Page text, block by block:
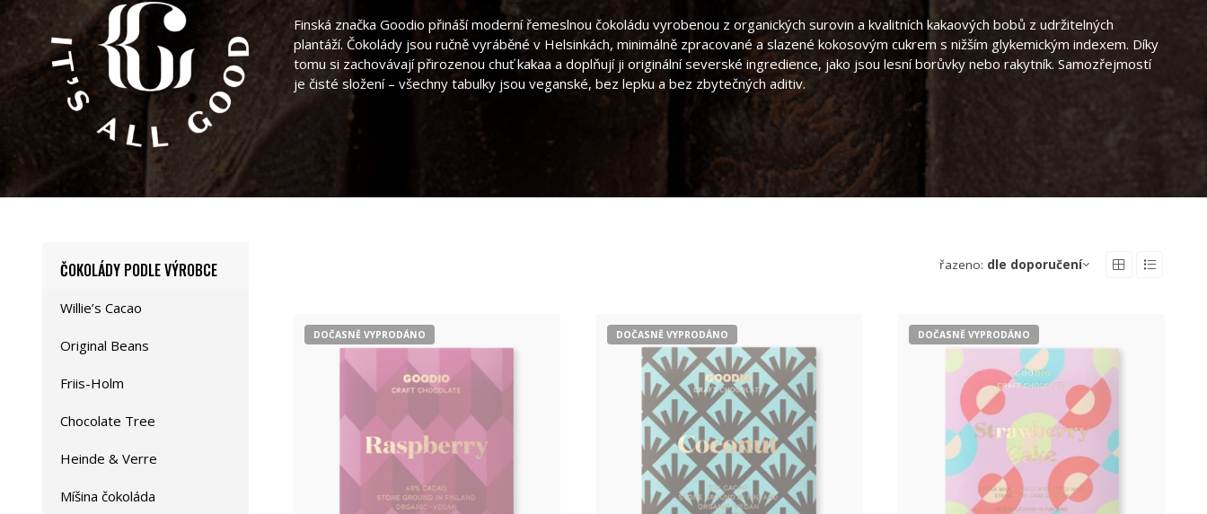
Finská značka Goodio přináší moderní řemeslnou čokoládu vyrobenou z organických surovin a kvalitních kakaových bobů z udržitelných
plantáží. Čokolády jsou ručně vyráběné v Helsinkách, minimálně zpracované a slazené kokosovým cukrem s nižším glykemickým indexem. Díky
tomu si zachovávají přirozenou chuť kakaa a doplňují ji originální severské ingredience, jako jsou lesní borůvky nebo rakytník. Samozřejmostí
je čisté složení – všechny tabulky jsou veganské, bez lepku a bez zbytečných aditiv.
řazeno: dle doporučení
DOČASNĚ VYPRODÁNO DOČASNĚ VYPRODÁNO DOČASNĚ VYPRODÁNO
ČOKOLÁDY PODLE VÝROBCE
Willie’s Cacao
Original Beans
Friis-Holm
Chocolate Tree
Heinde & Verre
Míšina čokoláda